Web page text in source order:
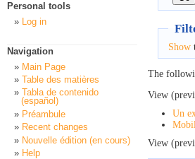
Show
The
View
Un
View
Personal tools
Log in
Navigation
Main Page
Table des matières
Tabla de contenido
(español)
Préambule
Recent changes
Nouvelle édition (en cours)
Help